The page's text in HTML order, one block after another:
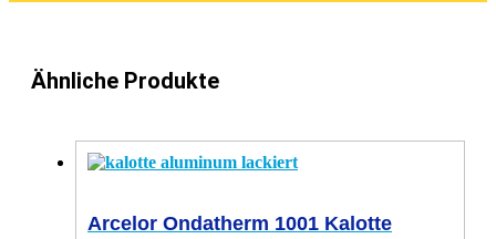
Ähnliche Produkte
Arcelor Ondatherm 1001 Kalotte